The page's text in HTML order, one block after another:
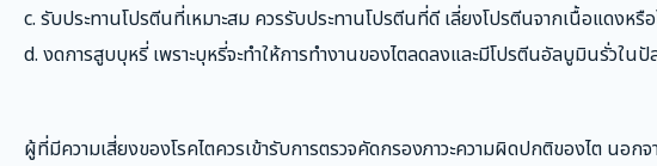
c. รับประทานโปรตีนที่เหมาะสม ควรรับประทานโปรตีนที่ดี เลี่ยงโปรตีนจากเนื้อแดงห
d. งดการสูบบุหรี่ เพราะบุหรี่จะทำให้การทำงานของไตลดลงและมีโปรตีนอัลบูมินรั่วในปั
ผู้ที่มีความเสี่ยงของโรคไตควรเข้ารับการตรวจคัดกรองภาวะความผิดปกติของไต นอ